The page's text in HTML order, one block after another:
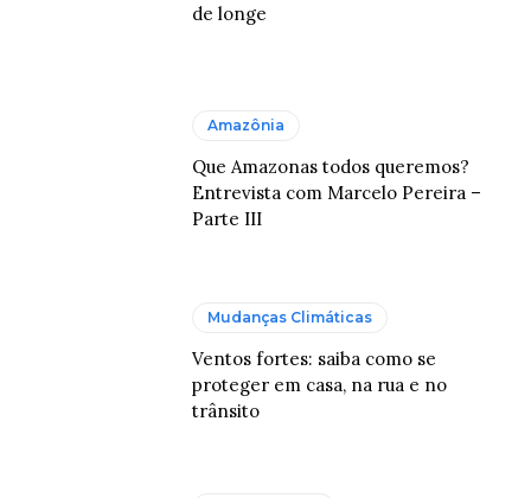
de longe
Amazônia
Que Amazonas todos queremos?
Entrevista com Marcelo Pereira –
Parte III
Mudanças Climáticas
Ventos fortes: saiba como se
proteger em casa, na rua e no
trânsito